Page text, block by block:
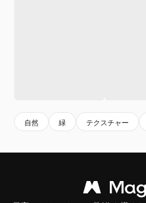
自然 緑 テクスチャー